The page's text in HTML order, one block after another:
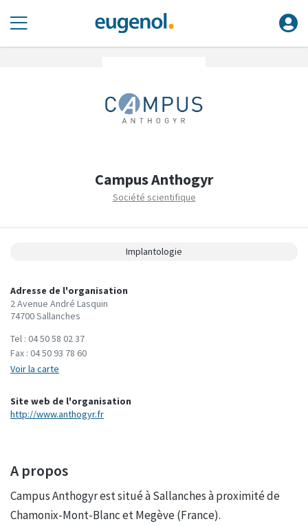
Campus Anthogyr
Société scientifique
A propos
Campus Anthogyr est situé à Sallanches à proximité de
Chamonix-Mont-Blanc et Megève (France).
Implantologie
Adresse de l'organisation
2 Avenue André Lasquin
74700 Sallanches
Tel : 04 50 58 02 37
Fax : 04 50 93 78 60
Voir la carte
Site web de l'organisation
http://www.anthogyr.fr